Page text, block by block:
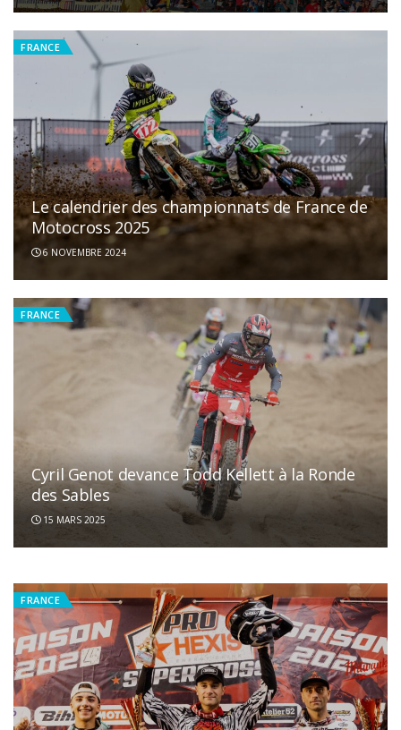
FRANCE
Le calendrier des championnats de France de
Motocross 2025
6 NOVEMBRE 2024
FRANCE
Cyril Genot devance Todd Kellett à la Ronde
des Sables
15 MARS 2025
FRANCE
La FFM reprend la gestion du circuit de Loon-
Plage
15 OCTOBRE 2024
FRANCE